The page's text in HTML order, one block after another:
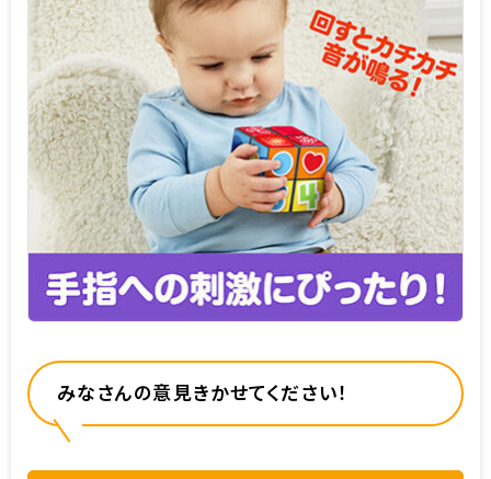
みなさんの意見きかせてください！